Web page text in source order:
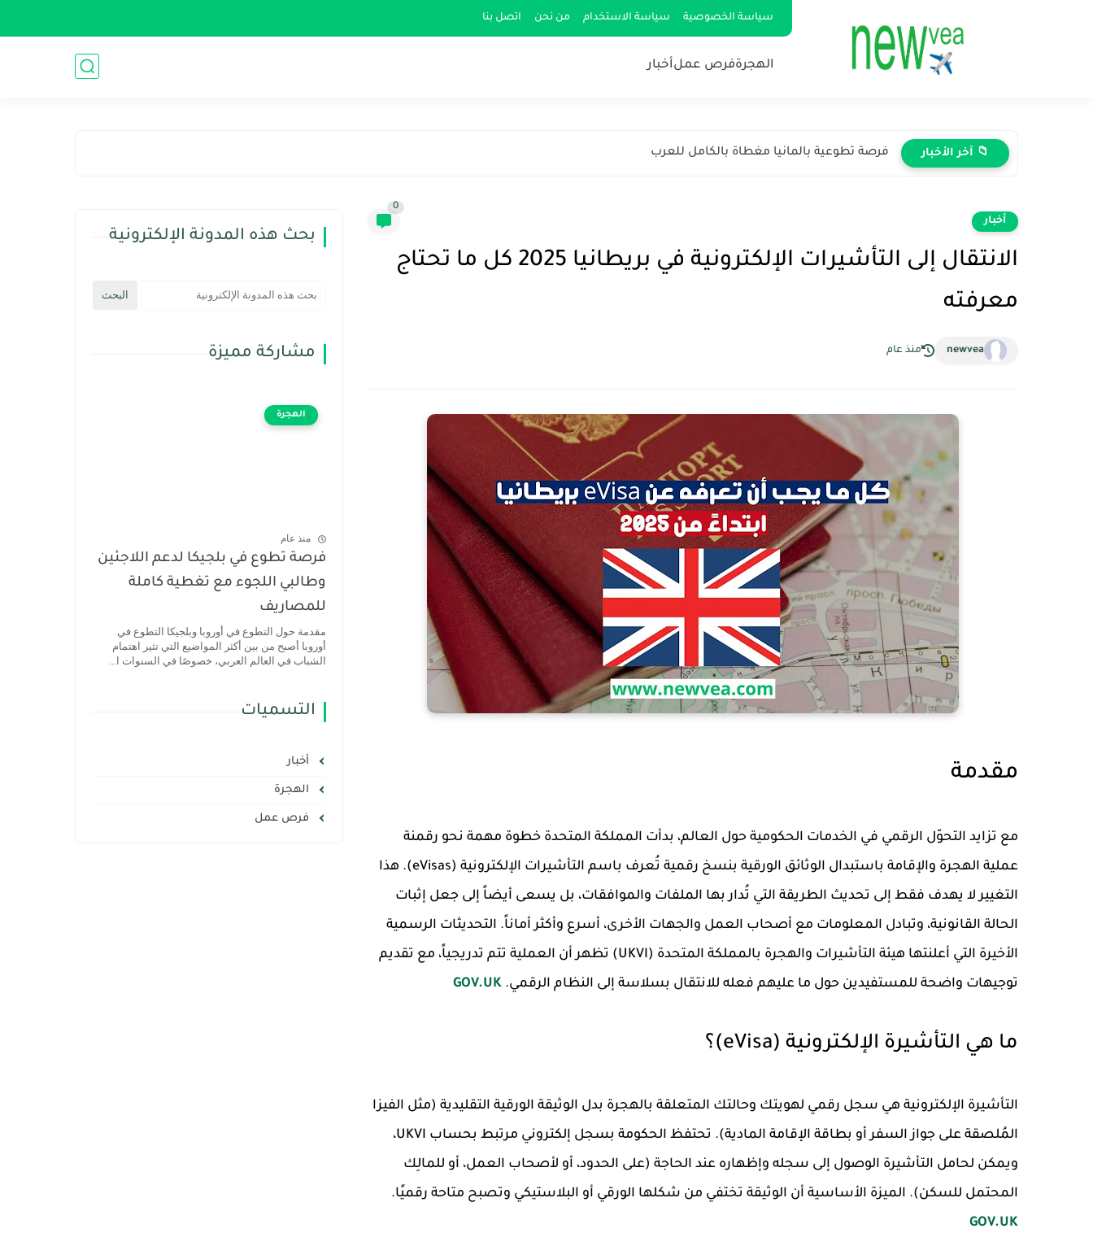
سياسة الخصوصية سياسة الاستخدام من نحن اتصل بنا
الهجرةفرص عملأخبار
📁 آخر الأخبار فرصة تطوعية بالمانيا مغطاة بالكامل للعرب
أخبار
0
الانتقال إلى التأشيرات الإلكترونية في بريطانيا 2025 كل ما تحتاج
معرفته
newvea منذ عام
مقدمة
مع تزايد التحوّل الرقمي في الخدمات الحكومية حول العالم، بدأت المملكة المتحدة خطوة مهمة نحو رقمنة
عملية الهجرة والإقامة باستبدال الوثائق الورقية بنسخ رقمية تُعرف باسم التأشيرات الإلكترونية (eVisas). هذا
التغيير لا يهدف فقط إلى تحديث الطريقة التي تُدار بها الملفات والموافقات، بل يسعى أيضاً إلى جعل إثبات
الحالة القانونية، وتبادل المعلومات مع أصحاب العمل والجهات الأخرى، أسرع وأكثر أماناً. التحديثات الرسمية
الأخيرة التي أعلنتها هيئة التأشيرات والهجرة بالمملكة المتحدة (UKVI) تظهر أن العملية تتم تدريجياً، مع تقديم
توجيهات واضحة للمستفيدين حول ما عليهم فعله للانتقال بسلاسة إلى النظام الرقمي. GOV.UK
ما هي التأشيرة الإلكترونية (eVisa)؟
التأشيرة الإلكترونية هي سجل رقمي لهويتك وحالتك المتعلقة بالهجرة بدل الوثيقة الورقية التقليدية (مثل الفيزا
المُلصقة على جواز السفر أو بطاقة الإقامة المادية). تحتفظ الحكومة بسجل إلكتروني مرتبط بحساب UKVI،
ويمكن لحامل التأشيرة الوصول إلى سجله وإظهاره عند الحاجة (على الحدود، أو لأصحاب العمل، أو للمالِك
المحتمل للسكن). الميزة الأساسية أن الوثيقة تختفي من شكلها الورقي أو البلاستيكي وتصبح متاحة رقميًا.
GOV.UK
بحث هذه المدونة الإلكترونية
مشاركة مميزة
الهجرة
منذ عام
فرصة تطوع في بلجيكا لدعم اللاجئين
وطالبي اللجوء مع تغطية كاملة
للمصاريف
مقدمة حول التطوع في أوروبا وبلجيكا التطوع في
أوروبا أصبح من بين أكثر المواضيع التي تثير اهتمام
الشباب في العالم العربي، خصوصًا في السنوات ا...
التسميات
أخبار
الهجرة
فرص عمل